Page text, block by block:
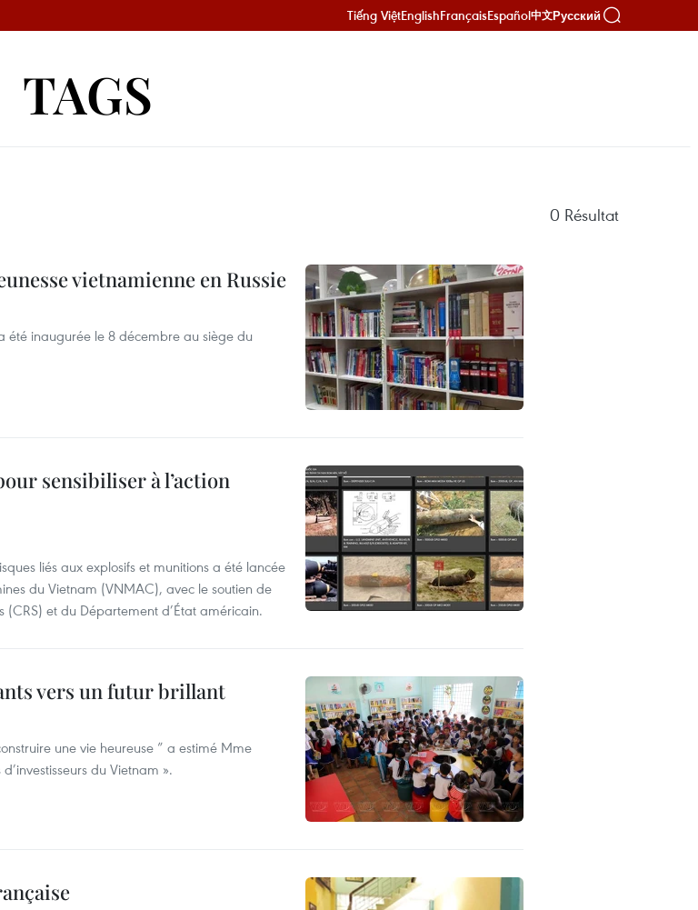
Tiếng ViệtEnglishFrançaisEspañol中文Русский
TAGS
0 Résultat
vietnamienne en Russie
été inaugurée le 8 décembre au siège du
sensibiliser à l’action
liés aux explosifs et munitions a été lancée
du Vietnam (VNMAC), avec le soutien de
(CRS) et du Département d’État américain.
vers un futur brillant
une vie heureuse ” a estimé Mme
du Vietnam ».